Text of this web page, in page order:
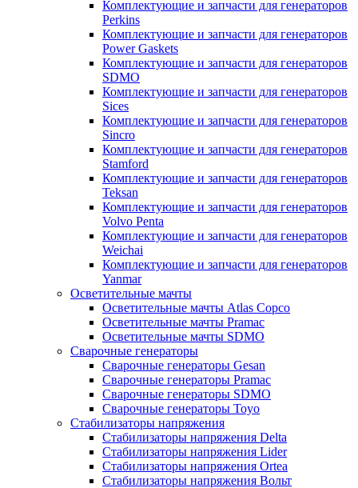
Комплектующие и запчасти для генераторов
Perkins
Комплектующие и запчасти для генераторов
Power Gaskets
Комплектующие и запчасти для генераторов
SDMO
Комплектующие и запчасти для генераторов
Sices
Комплектующие и запчасти для генераторов
Sincro
Комплектующие и запчасти для генераторов
Stamford
Комплектующие и запчасти для генераторов
Teksan
Комплектующие и запчасти для генераторов
Volvo Penta
Комплектующие и запчасти для генераторов
Weichai
Комплектующие и запчасти для генераторов
Yanmar
Осветительные мачты
Осветительные мачты Atlas Copco
Осветительные мачты Pramac
Осветительные мачты SDMO
Сварочные генераторы
Сварочные генераторы Gesan
Сварочные генераторы Pramac
Сварочные генераторы SDMO
Сварочные генераторы Toyo
Стабилизаторы напряжения
Стабилизаторы напряжения Delta
Стабилизаторы напряжения Lider
Стабилизаторы напряжения Ortea
Стабилизаторы напряжения Вольт